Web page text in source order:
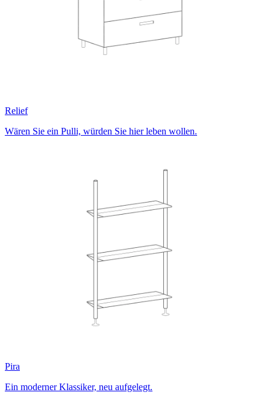
Relief
Wären Sie ein Pulli, würden Sie hier leben wollen.
Pira
Ein moderner Klassiker, neu aufgelegt.